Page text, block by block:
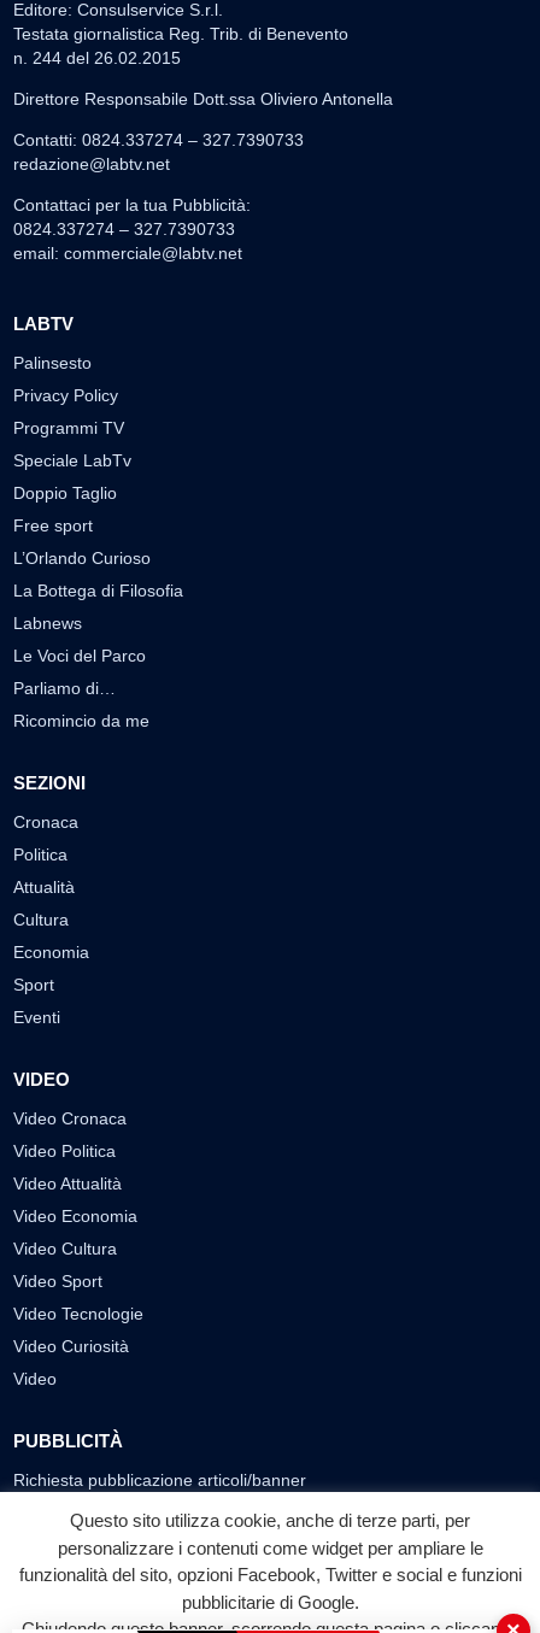
Editore: Consulservice S.r.l.
Testata giornalistica Reg. Trib. di Benevento
n. 244 del 26.02.2015
Direttore Responsabile Dott.ssa Oliviero Antonella
Contatti: 0824.337274 – 327.7390733
redazione@labtv.net
Contattaci per la tua Pubblicità:
0824.337274 – 327.7390733
email: commerciale@labtv.net
LABTV
Palinsesto
Privacy Policy
Programmi TV
Speciale LabTv
Doppio Taglio
Free sport
L’Orlando Curioso
La Bottega di Filosofia
Labnews
Le Voci del Parco
Parliamo di…
Ricomincio da me
SEZIONI
Cronaca
Politica
Attualità
Cultura
Economia
Sport
Eventi
VIDEO
Video Cronaca
Video Politica
Video Attualità
Video Economia
Video Cultura
Video Sport
Video Tecnologie
Video Curiosità
Video
PUBBLICITÀ
Richiesta pubblicazione articoli/banner
SEGUICI SUI SOCIAL
f
Facebook
◎ ▶
YouTube
Questo sito utilizza cookie, anche di terze parti, per
personalizzare i contenuti come widget per ampliare le
funzionalità del sito, opzioni Facebook, Twitter e social e funzioni
pubblicitarie di Google.